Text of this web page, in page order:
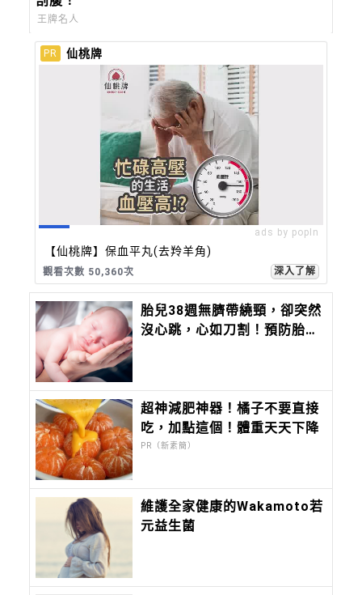
王牌名人
PR 仙桃牌
ads by popIn
【仙桃牌】保血平丸(去羚羊角)
觀看次數 50,360次 深入了解
胎兒38週無臍帶繞頸，卻突然
沒心跳，心如刀割！預防胎死
超神減肥神器！橘子不要直接
吃，加點這個！體重天天下降
PR（新素簡）
維護全家健康的Wakamoto若
元益生菌